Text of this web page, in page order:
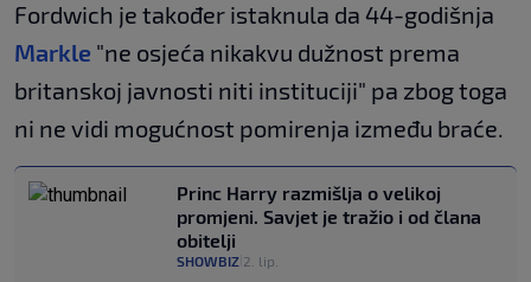
Fordwich je također istaknula da 44-godišnja
Markle "ne osjeća nikakvu dužnost prema
britanskoj javnosti niti instituciji" pa zbog toga
ni ne vidi mogućnost pomirenja između braće.
Princ Harry razmišlja o velikoj
promjeni. Savjet je tražio i od člana
obitelji
SHOWBIZ 2. lip.